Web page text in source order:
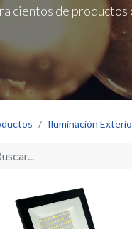
cientos de
Iluminación
sinónimo de innovación
de alto impacto.
de trayectoria, tuvo